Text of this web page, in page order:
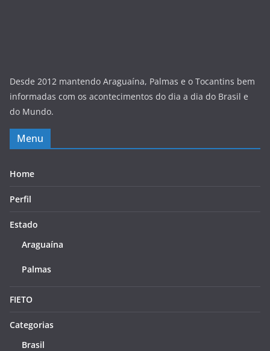
Desde 2012 mantendo Araguaína, Palmas e o Tocantins bem
informadas com os acontecimentos do dia a dia do Brasil e
do Mundo.
Menu
Home
Perfil
Estado
Araguaína
Palmas
FIETO
Categorias
Brasil